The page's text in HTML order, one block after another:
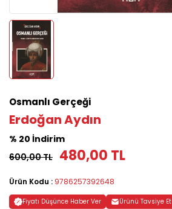
Osmanlı Gerçeği
Erdoğan Aydın
% 20 İndirim
600,00 TL 480,00 TL
Ürün Kodu : 9786257392648
Fiyatı Düşünce Haber Ver Ürünü Tavsiye Et